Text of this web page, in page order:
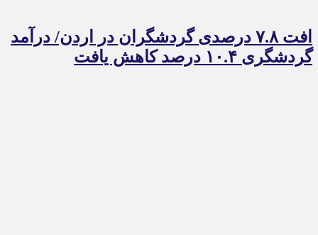
افت ۷.۸ درصدی گردشگران در اردن/ درآمد
گردشگری ۱۰.۴ درصد کاهش یافت